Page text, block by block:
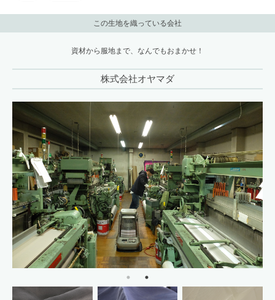
この生地を織っている会社
資材から服地まで、なんでもおまかせ！
株式会社オヤマダ